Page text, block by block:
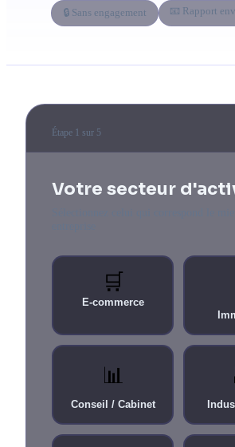
Tous les services
Blog
Contact
🔒 Sans engagement 📧 Rapport
Étape 1 sur 5
Votre secteur
🛒
E-commerce
📊
Conseil / Cabinet